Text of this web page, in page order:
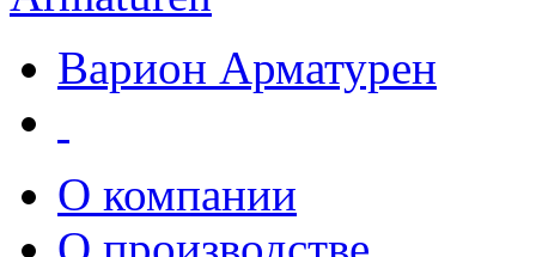
Варион Арматурен
О компании